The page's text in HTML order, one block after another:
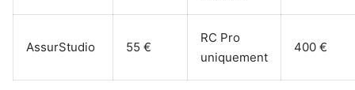
AssurStudio 55 €
RC Pro
uniquement
400 €